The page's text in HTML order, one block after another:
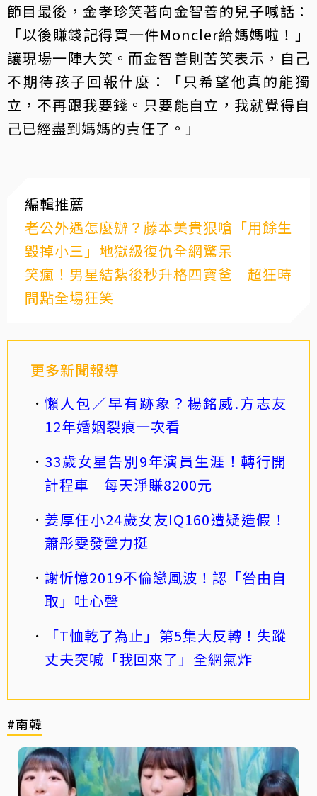
節目最後，金孝珍笑著向金智善的兒子喊話：
「以後賺錢記得買一件Moncler給媽媽啦！」
讓現場一陣大笑。而金智善則苦笑表示，自己
不期待孩子回報什麼：「只希望他真的能獨
立，不再跟我要錢。只要能自立，我就覺得自
己已經盡到媽媽的責任了。」
編輯推薦
老公外遇怎麼辦？藤本美貴狠嗆「用餘生
毀掉小三」地獄級復仇全網驚呆
笑瘋！男星結紮後秒升格四寶爸 超狂時
間點全場狂笑
更多新聞報導
懶人包／早有跡象？楊銘威.方志友
12年婚姻裂痕一次看
33歲女星告別9年演員生涯！轉行開
計程車 每天淨賺8200元
姜厚任小24歲女友IQ160遭疑造假！
蕭彤雯發聲力挺
謝忻憶2019不倫戀風波！認「咎由自
取」吐心聲
「T恤乾了為止」第5集大反轉！失蹤
丈夫突喊「我回來了」全網氣炸
#南韓